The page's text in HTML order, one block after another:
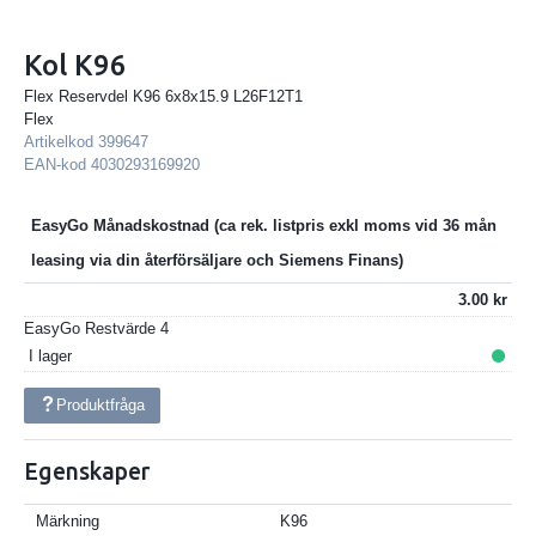
Kol K96
Flex Reservdel K96 6x8x15.9 L26F12T1
Flex
Artikelkod 399647
EAN-kod 4030293169920
EasyGo Månadskostnad
3.00
EasyGo Restvärde 4
I lager
Produktfråga
Egenskaper
Märkning K96